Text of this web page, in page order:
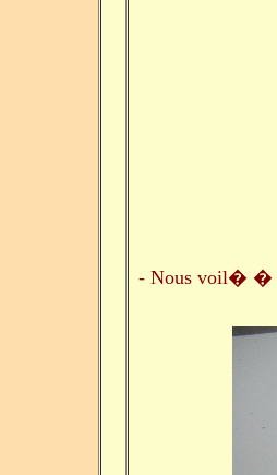
- Nous voil� �